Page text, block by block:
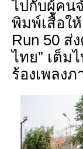
ไปกับผู้คน
พิมพ์เสื้อใ
Run 50 ส่
ไทย” เต็ม
ร้องเพลง